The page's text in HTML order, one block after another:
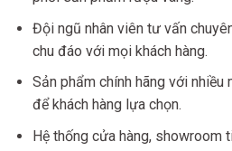
Đội ngũ nhân viên tư vấn
chu đáo với mọi khách hàng.
Sản phẩm chính hãng với nhiều
để khách hàng lựa chọn.
Hệ thống cửa hàng, showroom